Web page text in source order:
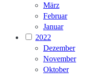
März
Februar
Januar
2022
Dezember
November
Oktober